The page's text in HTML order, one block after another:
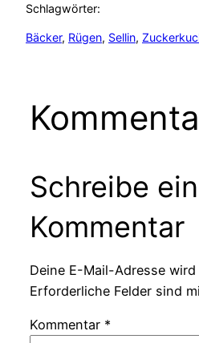
Schlagwörter:
Bäcker, Rügen, Sellin,
Schreibe
Kommentar
Deine E-Mail-Adresse
Erforderliche Felder sind
Kommentar *